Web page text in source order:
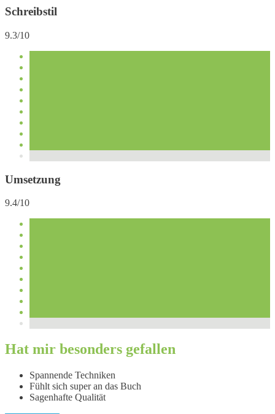
Schreibstil
9.3/10
Umsetzung
9.4/10
Hat mir besonders gefallen
Spannende Techniken
Fühlt sich super an das Buch
Sagenhafte Qualität